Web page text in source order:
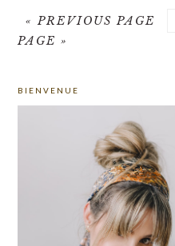
«GO
TO
PREVIOUS PAGE
PAGE »
SIDEBAR
BIENVENUE